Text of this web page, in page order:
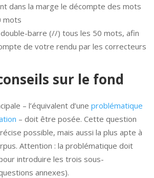
dans la marge le décompte des mots
mots
barre (//) tous les 50 mots, afin
de votre rendu par les correcteurs
sur le fond
– l’équivalent d’uneproblématique
– doit être posée. Cette question
possible, mais aussi la plus apte à
Attention : la problématique doit
introduire les trois sous-
annexes).